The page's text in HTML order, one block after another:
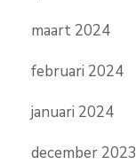
maart 2024
februari 2024
januari 2024
december 2023